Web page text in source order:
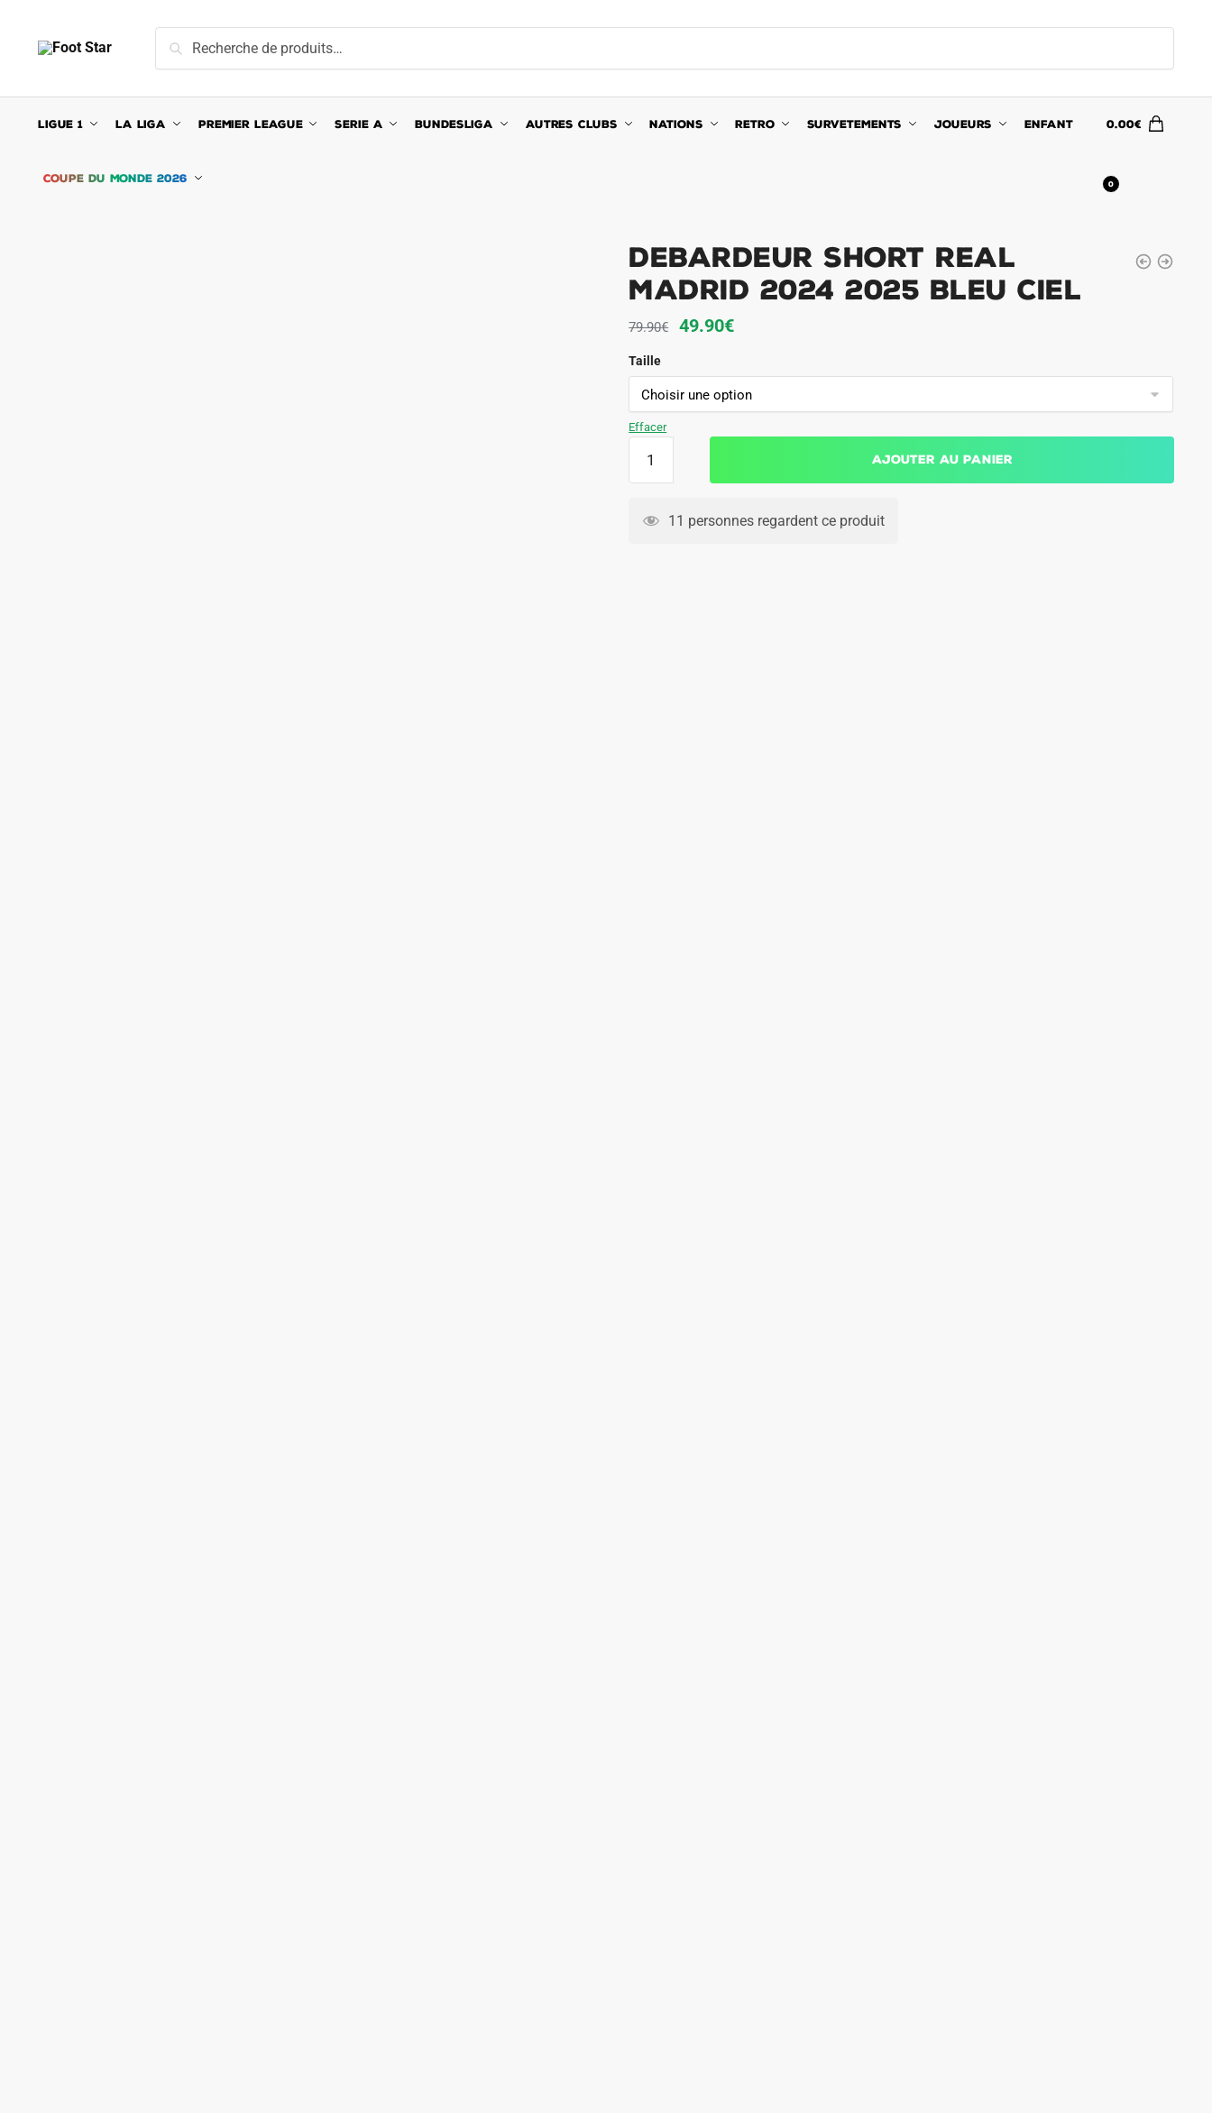
navigation
content
pour :
Recherche
LIGUE 1 LA LIGA PREMIER LEAGUE SERIE A BUNDESLIGA AUTRES CLUBS NATIONS RETRO SURVETEMENTS JOUEURS ENFANT
COUPE DU MONDE 2026
0.00€
0
Debardeur Short Real
Madrid 2024 2025 Bleu Ciel
79.90€
Le
initial
était :
49.90€Le
actuel
est :
Taille
Effacer
Short
Ajouter au panier
11 personnes regardent ce produit